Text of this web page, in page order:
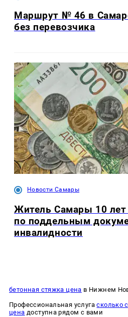
Маршрут № 46 в
без перевозчика
Новости Самары
Житель Самары 10 лет
по поддельным
инвалидности
бетонная стяжка цена в Нижнем
Профессиональная услугасколько
цена доступна рядом с вами